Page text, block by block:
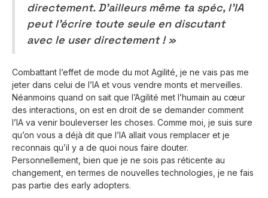
directement. D’ailleurs même ta spéc, l’IA
peut l’écrire toute seule en discutant
avec le user directement ! »
Combattant l’effet de mode du mot Agilité, je ne vais pas me
jeter dans celui de l’IA et vous vendre monts et merveilles.
Néanmoins quand on sait que l’Agilité met l’humain au cœur
des interactions, on est en droit de se demander comment
l’IA va venir bouleverser les choses. Comme moi, je suis sure
qu’on vous a déjà dit que l’IA allait vous remplacer et je
reconnais qu’il y a de quoi nous faire douter.
Personnellement, bien que je ne sois pas réticente au
changement, en termes de nouvelles technologies, je ne fais
pas partie des early adopters.